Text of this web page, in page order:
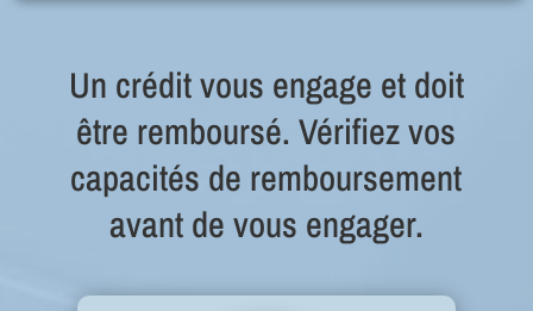
Un crédit vous engage et doit
être remboursé. Vérifiez vos
capacités de remboursement
avant de vous engager.